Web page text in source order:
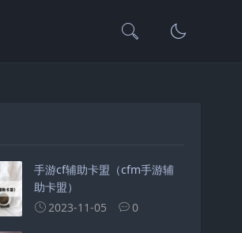
手游cf辅助卡盟（cfm手游辅
助卡盟）
2023-11-05
0